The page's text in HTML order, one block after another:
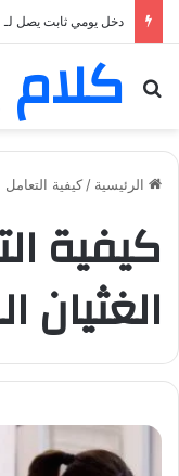
دخل يومي ثابت يصل لـ 570 جنيهًا
كلام
بحث عن
الرئيسية / كيفية
كيفية
الغثيان